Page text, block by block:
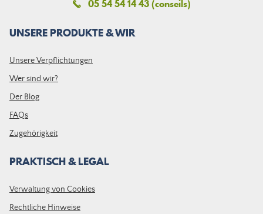
05 54 54 14 43 (conseils)
UNSERE PRODUKTE & WIR
Unsere Verpflichtungen
Wer sind wir?
Der Blog
FAQs
Zugehörigkeit
PRAKTISCH & LEGAL
Verwaltung von Cookies
Rechtliche Hinweise